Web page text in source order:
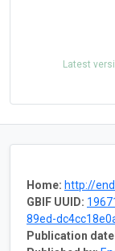
Latest
Home: http://
GBIF UUID:
89ed-
Publication